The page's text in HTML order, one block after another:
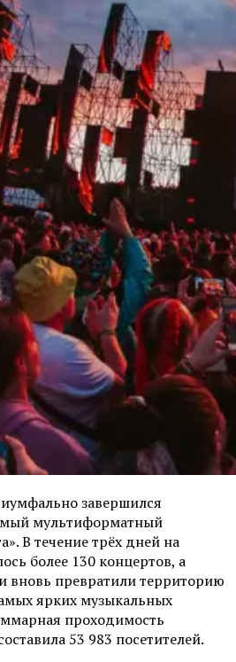
завершился
мультиформатный
В течение трёх дней на
более 130 концертов, а
вновь превратили территорию
ярких музыкальных
проходимость
53 983 посетителей.